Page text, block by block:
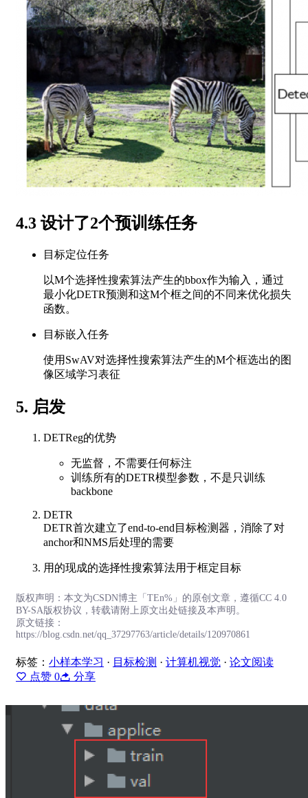
4.3 设计了2个预训练任务
目标定位任务
以M个选择性搜索算法产生的bbox作为输入，通过
最小化DETR预测和这M个框之间的不同来优化损失
函数。
目标嵌入任务
使用SwAV对选择性搜索算法产生的M个框选出的图
像区域学习表征
5. 启发
DETReg的优势
无监督，不需要任何标注
训练所有的DETR模型参数，不是只训练
backbone
DETR
DETR首次建立了end-to-end目标检测器，消除了对
anchor和NMS后处理的需要
用的现成的选择性搜索算法用于框定目标
版权声明：本文为CSDN博主「TEn%」的原创文章，遵循CC 4.0
BY-SA版权协议，转载请附上原文出处链接及本声明。
原文链接：
https://blog.csdn.net/qq_37297763/article/details/120970861
标签： 小样本学习 · 目标检测 · 计算机视觉 · 论文阅读
点赞 0 分享